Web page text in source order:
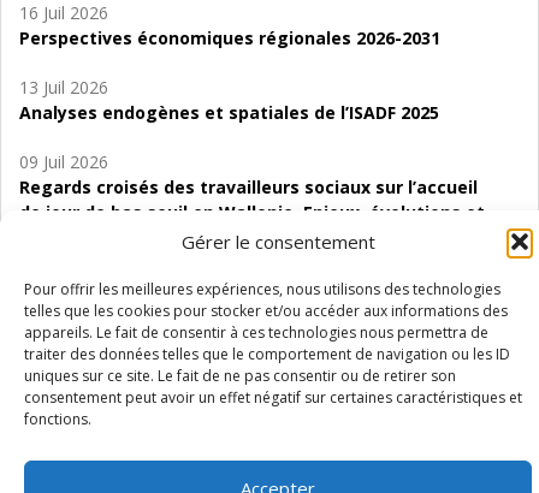
Gérer le consentement
Pour offrir les meilleures expériences, nous utilisons des technologies
telles que les cookies pour stocker et/ou accéder aux informations des
appareils. Le fait de consentir à ces technologies nous permettra de
traiter des données telles que le comportement de navigation ou les ID
uniques sur ce site. Le fait de ne pas consentir ou de retirer son
consentement peut avoir un effet négatif sur certaines caractéristiques et
fonctions.
Accepter
16 Juil 2026
Perspectives économiques régionales 2026-2031
13 Juil 2026
Analyses endogènes et spatiales de l’ISADF 2025
09 Juil 2026
Regards croisés des travailleurs sociaux sur l’accueil
de jour de bas seuil en Wallonie. Enjeux, évolutions et
06 Juil 2026
Étude d’évaluabilité des Structures
d’accompagnement à l’autocréation d’emploi (SAACE)
01 Juil 2026
Pénurie du personnel infirmier :quels indicateurs
Wallonie ?